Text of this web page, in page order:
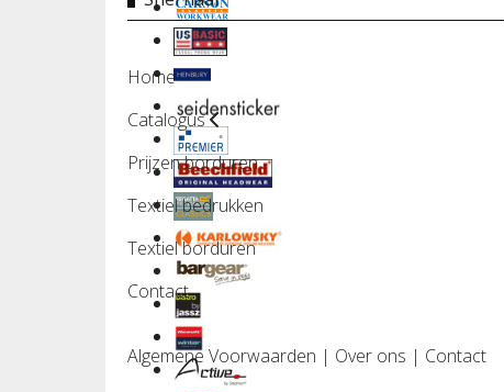
Home
Catalogus
Prijzen borduren
Textiel bedrukken
Textiel borduren
Contact
Algemene Voorwaarden | Over ons | Contact